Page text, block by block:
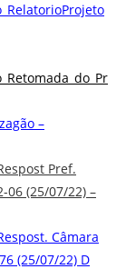
–
Pref.
06 (25/07/22) –
Câmara
(25/07/22) D